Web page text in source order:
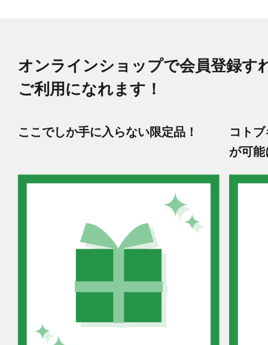
オンラインショップで会員登録す
ご利用になれます！
ここでしか手に入らない限定品！
コト
が可能